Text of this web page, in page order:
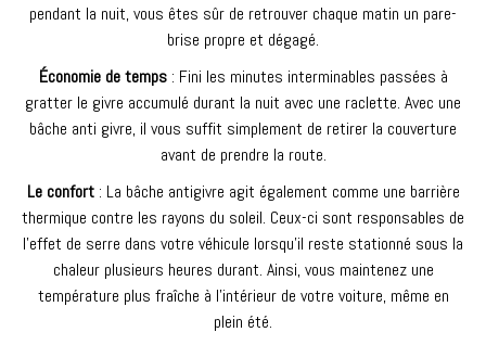
pendant la nuit, vous êtes sûr de retrouver chaque matin un pare-
brise propre et dégagé.
Économie de temps: Fini les minutes interminables passées à
gratter le givre accumulé durant la nuit avec une raclette. Avec une
bâche anti givre, il vous suffit simplement de retirer la couverture
avant de prendre la route.
Le confort: La bâche antigivre agit également comme une barrière
thermique contre les rayons du soleil. Ceux-ci sont responsables de
l’effet de serre dans votre véhicule lorsqu’il reste stationné sous la
chaleur plusieurs heures durant. Ainsi, vous maintenez une
température plus fraîche à l’intérieur de votre voiture, même en
plein été.